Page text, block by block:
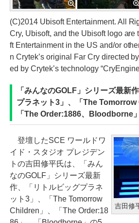
(C)2014 Ubisoft Entertainment. All
Cry, Ubisoft, and the Ubisoft logo are
ft Entertainment in the US and/or
n Crytek’s original Far Cry directed
ed by Crytek’s technology
「みんなのGOLF」シリーズ最新
プラネット3」、「The Tomorrow
「The Order:1886、Bloodborne
吉田修
登壇したSCE ワールドワ
イド・スタジオ プレジデン
トの吉田修平氏は、「みん
なのGOLF」シリーズ最新
作、「リトルビッグプラネ
ット3」、「The Tomorrow
Children」、「The Order:18